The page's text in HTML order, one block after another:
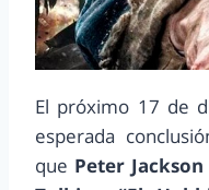
El próximo 17 de
esperada
que Peter Jackson